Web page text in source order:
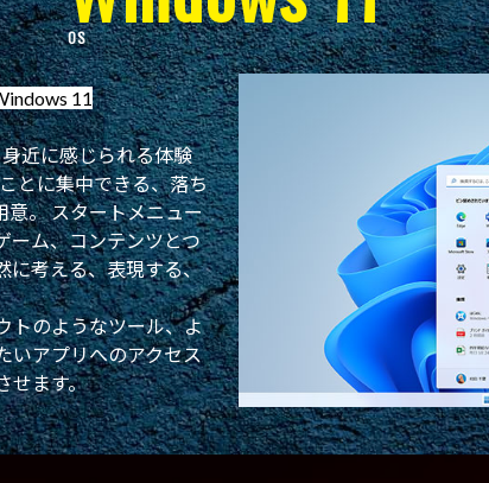
11
近に感じられる体験
とに集中できる、落ち
意。 スタートメニュー
ーム、コンテンツとつ
に考える、表現する、
トのようなツール、よ
いアプリへのアクセス
せます。